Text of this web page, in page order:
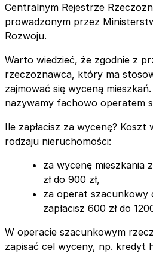
Centralnym Rejestrze
prowadzonym przez
Rozwoju.
Warto wiedzieć, że zgodnie z
rzeczoznawca, który ma
zajmować się wyceną
nazywamy fachowo operatem
Ile zapłacisz za wycenę? Koszt
rodzaju nieruchomości:
za wycenę mieszkania
zł do 900 zł,
za operat szacunkowy
zapłacisz 600 zł do
W operacie szacunkowym
zapisać cel wyceny, np. kredyt